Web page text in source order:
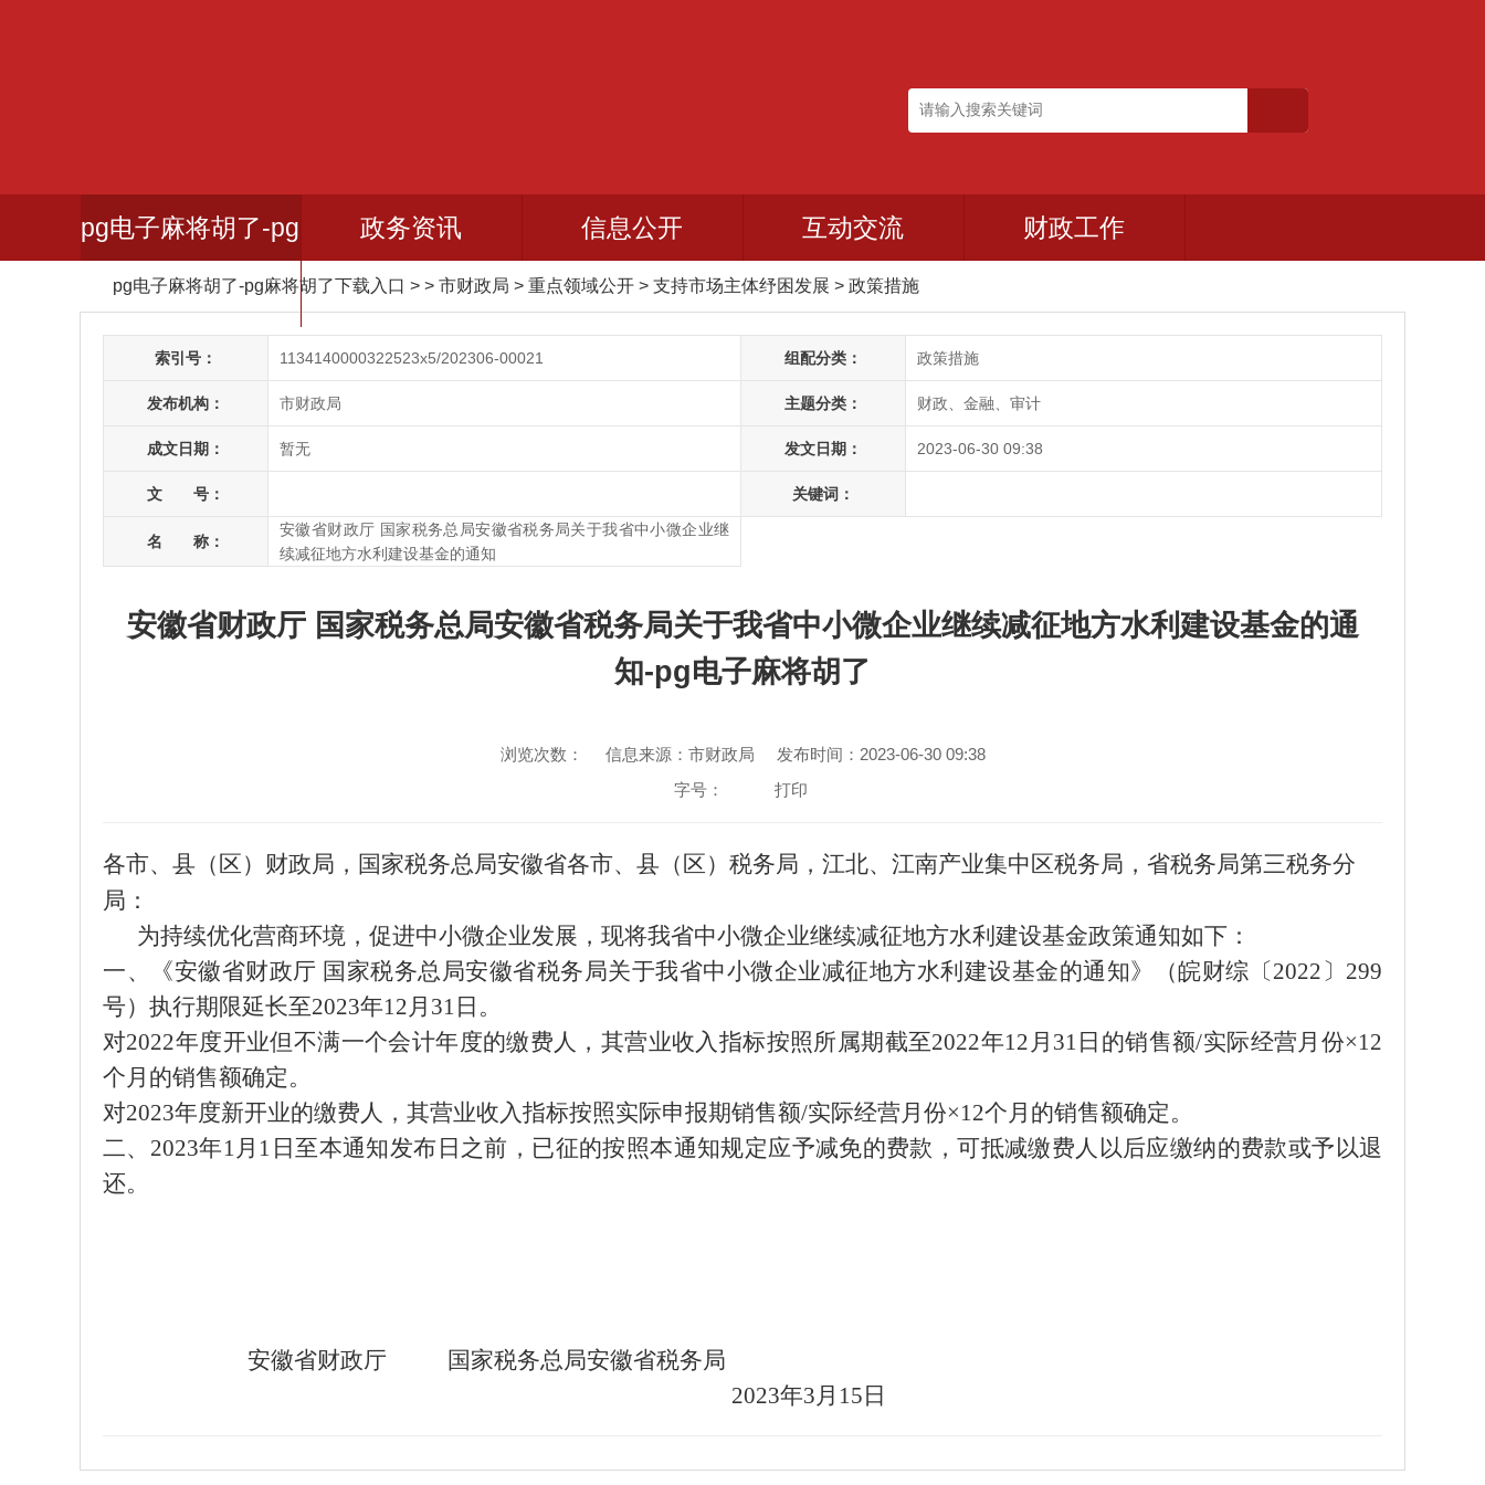
pg电子麻将胡了-pg
麻将胡了下载入口
政务资讯 信息公开 互动交流 财政工作
pg电子麻将胡了-pg麻将胡了下载入口 > > 市财政局 > 重点领域公开 > 支持市场主体纾困发展 > 政策措施
索引号： 1134140000322523x5/202306-00021 组配分类： 政策措施
发布机构： 市财政局 主题分类： 财政、金融、审计
成文日期： 暂无 发文日期： 2023-06-30 09:38
文 号： 关键词：
名 称：
安徽省财政厅 国家税务总局安徽省税务局关于我省中小微企业继
续减征地方水利建设基金的通知
安徽省财政厅 国家税务总局安徽省税务局关于我省中小微企业继续减征地方水利建设基金的通
知-pg电子麻将胡了
浏览次数： 信息来源：市财政局
发布时间：2023-06-30 09:38
字号：
打印
各市、县（区）财政局，国家税务总局安徽省各市、县（区）税务局，江北、江南产业集中区税务局，省税务局第三税务分
局：
为持续优化营商环境，促进中小微企业发展，现将我省中小微企业继续减征地方水利建设基金政策通知如下：
一、《安徽省财政厅 国家税务总局安徽省税务局关于我省中小微企业减征地方水利建设基金的通知》（皖财综〔2022 〕 299
号）执行期限延长至2023年12月 31 日 。
对2022年度开业但不满一个会计年度的缴费人，其营业收入指标按照所属期截至2022年12 月 31 日 的销售额/实际经营月份×12
个月的销售额确定。
对2023年度新开业的缴费人，其营业收入指标按照实际申报期销售额/实际经营月份×12个月的销售额确定。
二、 2023年1月 1 日至本通知发布日之前，已征的按照本通知规定应予减免的费款，可抵减缴费人以后应缴纳的费款或予以退
还。
安徽省财政厅
国家税务总局安徽省税务局
2023年3月 15 日